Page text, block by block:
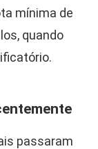
mínima de
quando
passaram